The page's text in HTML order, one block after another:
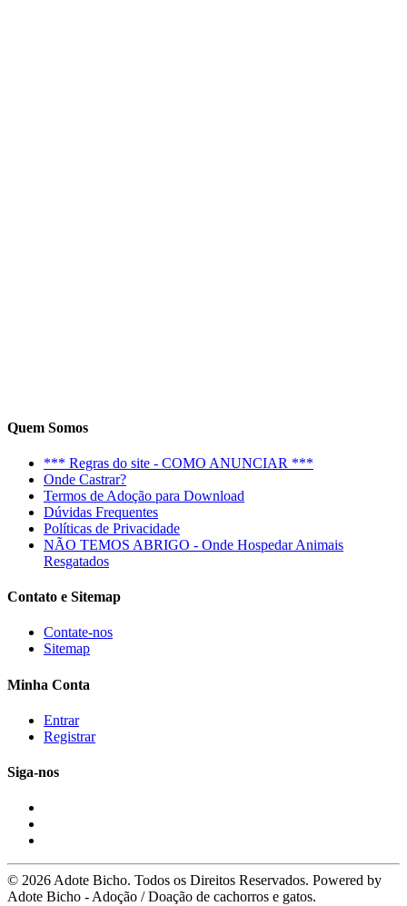
Quem Somos
*** Regras do site - COMO ANUNCIAR ***
Onde Castrar?
Termos de Adoção para Download
Dúvidas Frequentes
Políticas de Privacidade
NÃO TEMOS ABRIGO - Onde Hospedar Animais
Resgatados
Contato e Sitemap
Contate-nos
Sitemap
Minha Conta
Entrar
Registrar
Siga-nos
© 2026 Adote Bicho. Todos os Direitos Reservados. Powered by
Adote Bicho - Adoção / Doação de cachorros e gatos.